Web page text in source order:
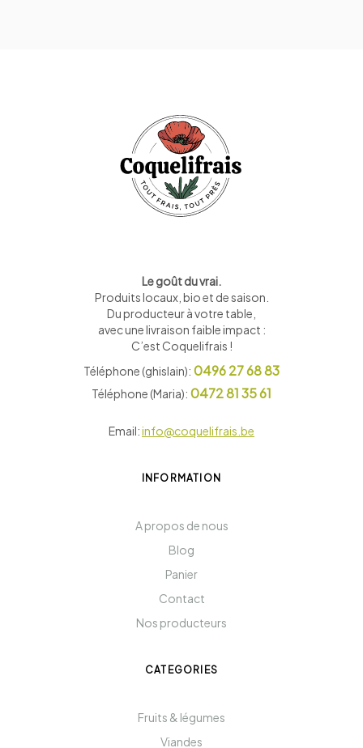
Le goût du vrai.
Produits locaux, bio et de saison
Du producteur à votre table,
avec une livraison faible impact :
C’est Coquelifrais !
Téléphone (ghislain): 0496 27 68 83
Téléphone (Maria): 0472 81 35 61
Email:info@coquelifrais.be
INFORMATION
A propos de nous
Blog
Panier
Contact
Nos producteurs
CATEGORIES
Fruits & légumes
Viandes